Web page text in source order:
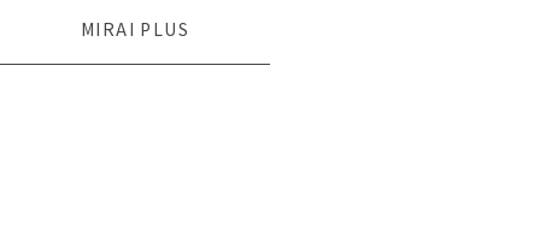
MIRAI PLUS